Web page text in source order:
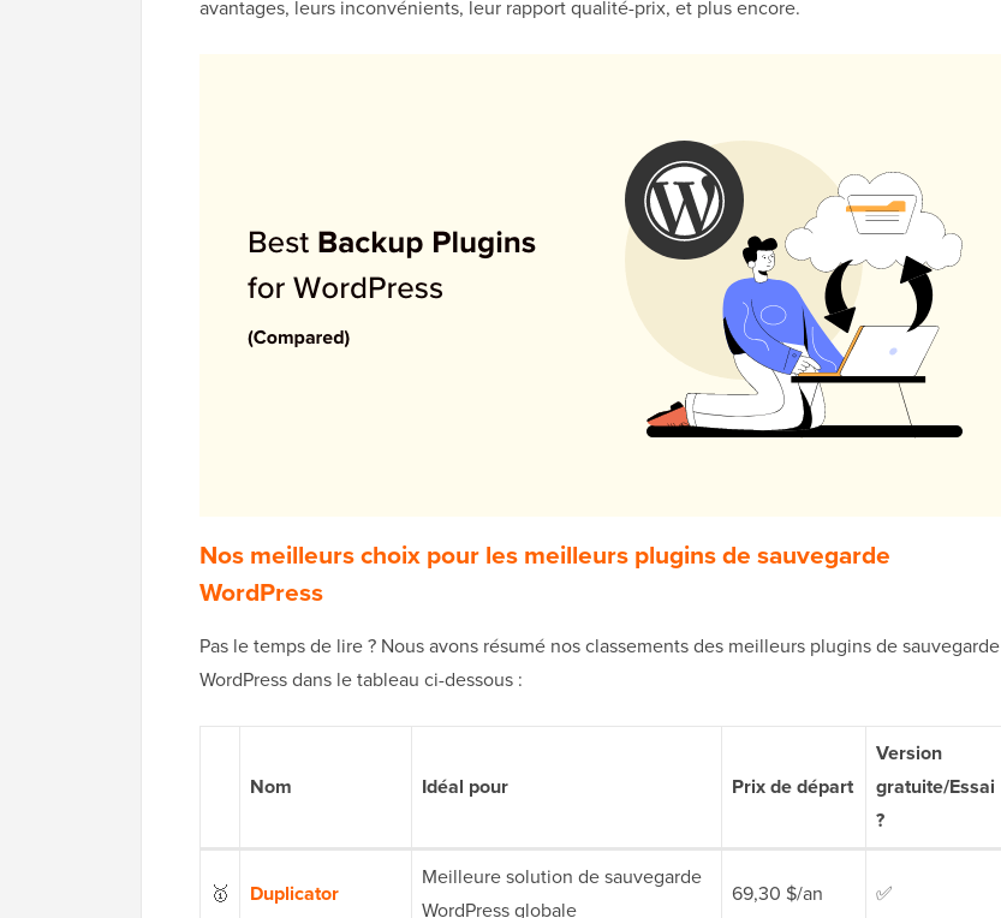
avantages, leurs inconvénients, leur rapport qualité-prix, et plus encore.
Nos meilleurs choix pour les meilleurs plugins de sauvegarde
WordPress
Pas le temps de lire ? Nous avons résumé nos classements des meilleurs plugins de sauvegarde
WordPress dans le tableau ci-dessous :
Nom Idéal pour Prix de départ
Version
gratuite/Essai
?
🥇 Duplicator
Meilleure solution de sauvegarde
WordPress globale
69,30 $/an ✅